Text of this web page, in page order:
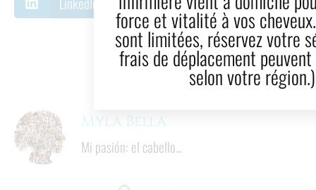
Tiempo de lectura
10
  minutos
Myla Bella
Mi pasión: el cabello...
force et vitalité à vos cheveux. Les places
sont limitées, réservez votre séance. (Des
frais de déplacement peuvent s'appliquer
selon votre région.)